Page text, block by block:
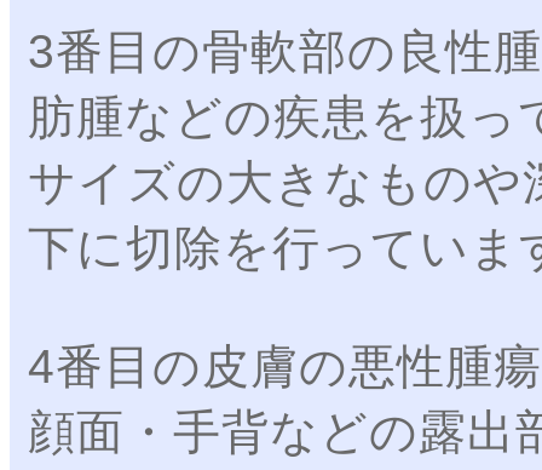
3番目の骨軟部の良性
肪腫などの疾患を扱っ
サイズの大きなもの
下に切除を行っていま
4番目の皮膚の悪性腫
顔面・手背などの露出